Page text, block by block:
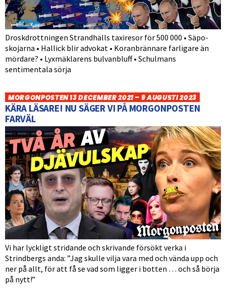
Droskdrottningen Strandhälls taxiresor för 500 000 • Säpo-
skojarna • Hallick blir advokat • Koranbrännare farligare än
mördare? • Lyxmäklarens bulvanbluff • Schulmans
sentimentala sörja
MORGONPOSTEN 13 DECEMBER 2021 – 9 AUGUSTI 2023
KÄRA LÄSARE! NU SÄGER VI PÅ MORGONPOSTEN
FARVÄL
Vi har lyckligt stridande och skrivande försökt verka i
Strindbergs anda: ”Jag skulle vilja vara med och vända upp och
ner på allt, för att få se vad som ligger i botten … och så börja
på nytt!”